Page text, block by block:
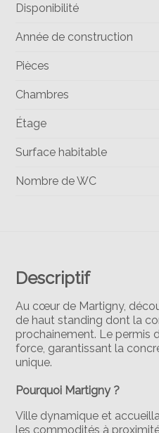
Descriptif
Au cœur de Martigny,
de haut standing dont la
prochainement. Le permis
force, garantissant la
unique.
Pourquoi Martigny ?
Ville dynamique et
les commodités à
Disponibilité
Année de construction
Pièces
Chambres
Étage
Surface habitable
Nombre de WC